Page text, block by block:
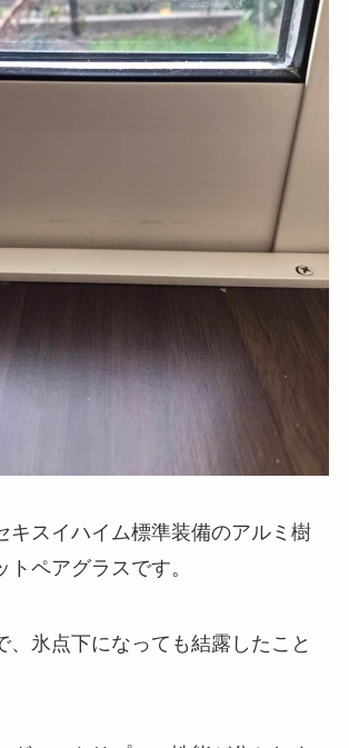
キスイハイム標準装備のアルミ樹
トペアグラスです。
、氷点下になっても結露したこと